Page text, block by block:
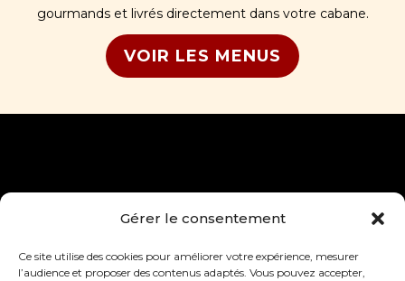
Gérer le consentement
Ce site utilise des cookies pour améliorer votre expérience, mesurer
l’audience et proposer des contenus adaptés. Vous pouvez accepter,
gourmands et livrés directement dans votre cabane.
VOIR LES MENUS
Les cabanes
Le domaine
Mentions légales
CGV